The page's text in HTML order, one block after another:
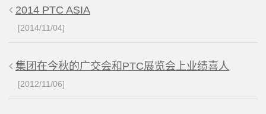
2014 PTC ASIA
[2014/11/04]
集团在今秋的广交会和PTC展览会上业绩喜人
[2012/11/06]